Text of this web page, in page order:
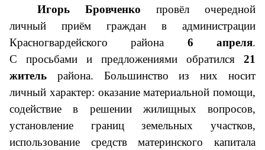
Игорь Бровченко провёл очередной
личный приём граждан в администрации
Красногвардейского района 6 апреля.
С просьбами и предложениями обратился 21
житель района. Большинство из них носит
личный характер: оказание материальной помощи,
содействие в решении жилищных вопросов,
установление границ земельных участков,
использование средств материнского капитала